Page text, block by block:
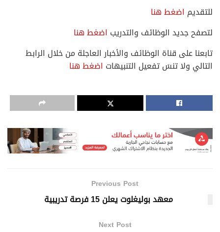
للتقديم اضغط هنا
لتصفح جديد الوظائف والتدريب اضغط هنا
تابعنا على قناة الوظائف والأخبار العاجلة من خلال الرابط
التالي ولا تنسَ تفعيل التنبيهات اضغط هنا
Previous Post
معهد بوليغلوت يعلن 15 فرصة تدريبية
Next Post